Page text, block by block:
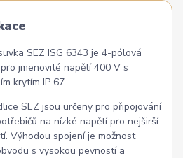
SEZ ISG 6343 je 4-pólová
jmenovité napětí 400 V s
krytím IP 67.
SEZ jsou určeny pro připojování
na nízké napětí pro nejširší
Výhodou spojení je možnost
s vysokou pevností a